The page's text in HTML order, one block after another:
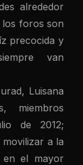
alrededor
los foros son
precocida y
van
Luisana
miembros
de 2012;
a la
en el mayor